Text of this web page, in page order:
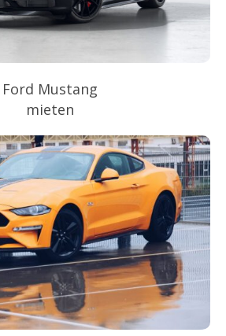
Ford Mustang
mieten